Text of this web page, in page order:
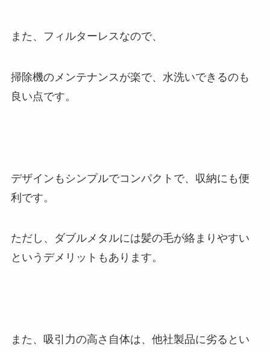
また、フィルターレスなので、
掃除機のメンテナンスが楽で、水洗いできるのも
良い点です。
デザインもシンプルでコンパクトで、収納にも便
利です。
ただし、ダブルメタルには髪の毛が絡まりやすい
というデメリットもあります。
また、吸引力の高さ自体は、他社製品に劣るとい